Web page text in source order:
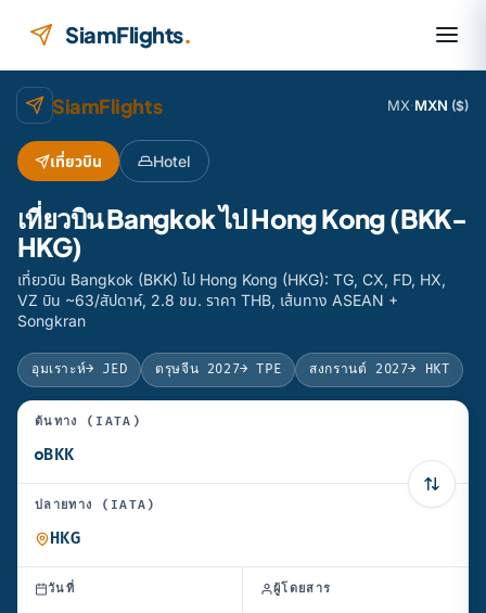
SiamFlights.
SiamFlights MX·MXN ($)
เที่ยวบิน Hotel
เที่ยวบิน Bangkok ไป Hong Kong (BKK-
HKG)
เที่ยวบิน Bangkok (BKK) ไป Hong Kong (HKG): TG, CX, FD, HX,
VZ บิน ~63/สัปดาห์, 2.8 ชม. ราคา THB, เส้นทาง ASEAN +
Songkran
อุมเราะห์→ JED ตรุษจีน 2027→ TPE สงกรานต์ 2027→ HKT
ต้นทาง (IATA)
ปลายทาง (IATA)
วันที่ ผู้โดยสาร